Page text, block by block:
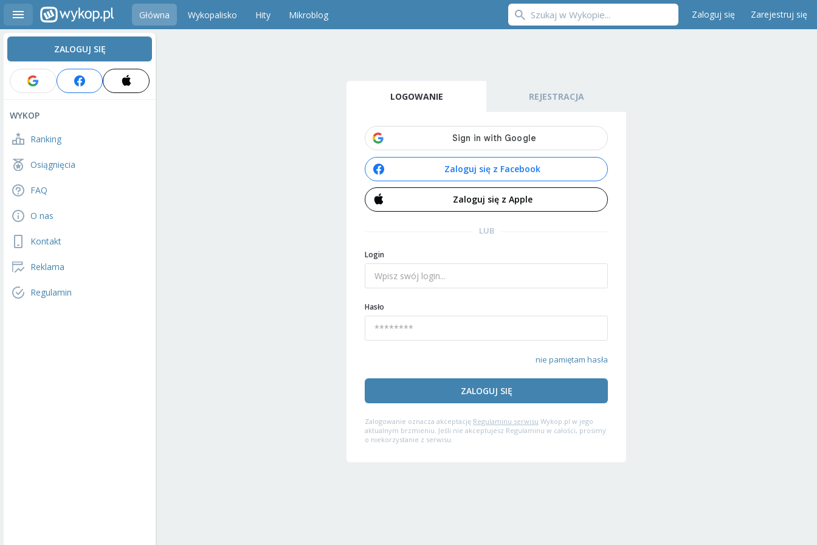
Główna Wykopalisko Hity Mikroblog Zaloguj się Zarejestruj się
ZALOGUJ SIĘ
WYKOP
Ranking
Osiągnięcia
FAQ
O nas
Kontakt
Reklama
Regulamin
LOGOWANIE REJESTRACJA
Zaloguj się z Facebook
Zaloguj się z Apple
LUB
Login
Hasło
nie pamiętam hasła
ZALOGUJ SIĘ
Zalogowanie oznacza akceptację Regulaminu serwisu Wykop.pl w jego
aktualnym brzmieniu. Jeśli nie akceptujesz Regulaminu w całości, prosimy
o niekorzystanie z serwisu.